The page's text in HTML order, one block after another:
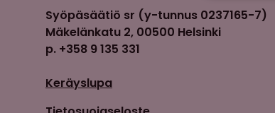
Syöpäsäätiö sr (y-tunnus 0237165-7)
Mäkelänkatu 2, 00500 Helsinki
p. +358 9 135 331
Keräyslupa